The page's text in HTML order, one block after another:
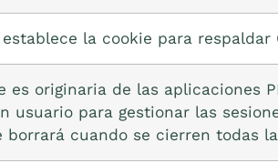
la cookie para respaldar
es originaria de las aplicaciones
usuario para gestionar las
borrará cuando se cierren todas